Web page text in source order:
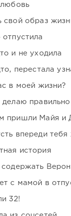
свой образ
и не уходила
перестала
в моей жизни?
правильно
пришли Майя и
впереди тебя
история
с мамой в
32!